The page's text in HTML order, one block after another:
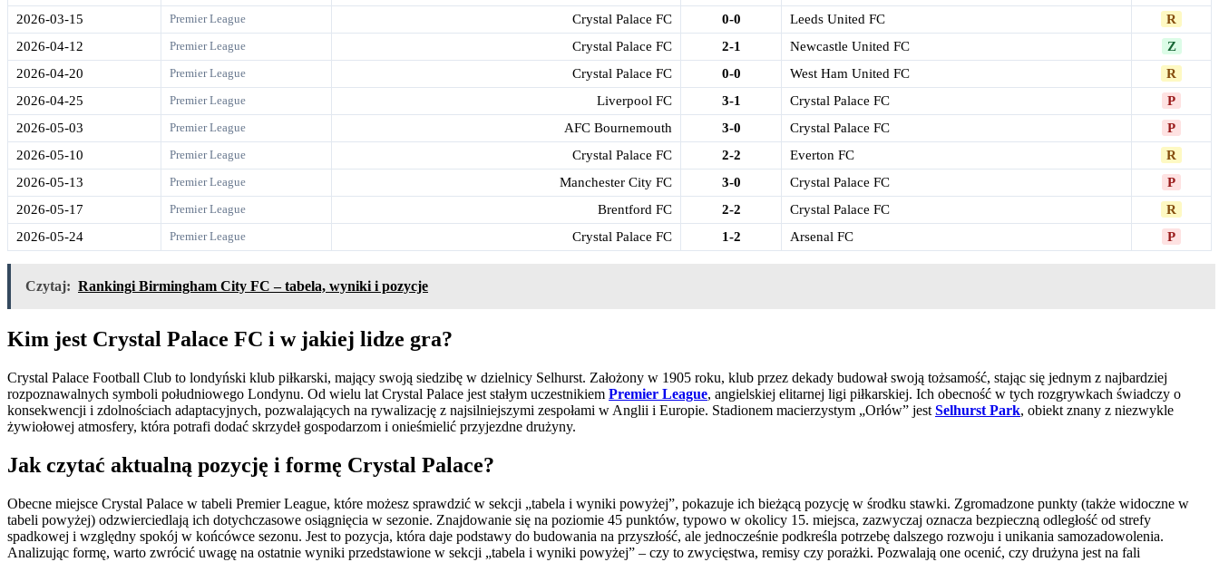
2026-03-15
Premier League Crystal Palace FC 0-0 Leeds United FC
R
2026-04-12
Premier League Crystal Palace FC 2-1 Newcastle United FC
Z
2026-04-20
Premier League Crystal Palace FC 0-0 West Ham United FC
R
2026-04-25
Premier League Liverpool FC 3-1 Crystal Palace FC
P
2026-05-03
Premier League AFC Bournemouth 3-0 Crystal Palace FC
P
2026-05-10
Premier League Crystal Palace FC 2-2 Everton FC
R
2026-05-13
Premier League Manchester City FC 3-0 Crystal Palace FC
P
2026-05-17
Premier League Brentford FC 2-2 Crystal Palace FC
R
2026-05-24
Premier League Crystal Palace FC 1-2 Arsenal FC P
Czytaj: Rankingi Birmingham City FC – tabela, wyniki i pozycje
Kim jest Crystal Palace FC i w jakiej lidze gra?
Crystal Palace Football Club to londyński klub piłkarski, mający swoją siedzibę w dzielnicy Selhurst. Założony w 1905 roku, klub przez dekady budował swoją tożsamość, stając się jednym z najbardziej
rozpoznawalnych symboli południowego Londynu. Od wielu lat Crystal Palace jest stałym uczestnikiem Premier League, angielskiej elitarnej ligi piłkarskiej. Ich obecność w tych rozgrywkach świadczy o
konsekwencji i zdolnościach adaptacyjnych, pozwalających na rywalizację z najsilniejszymi zespołami w Anglii i Europie. Stadionem macierzystym „Orłów” jest Selhurst Park, obiekt znany z niezwykle
żywiołowej atmosfery, która potrafi dodać skrzydeł gospodarzom i onieśmielić przyjezdne drużyny.
Jak czytać aktualną pozycję i formę Crystal Palace?
Obecne miejsce Crystal Palace w tabeli Premier League, które możesz sprawdzić w sekcji „tabela i wyniki powyżej”, pokazuje ich bieżącą pozycję w środku stawki. Zgromadzone punkty (także widoczne w
tabeli powyżej) odzwierciedlają ich dotychczasowe osiągnięcia w sezonie. Znajdowanie się na poziomie 45 punktów, typowo w okolicy 15. miejsca, zazwyczaj oznacza bezpieczną odległość od strefy
spadkowej i względny spokój w końcówce sezonu. Jest to pozycja, która daje podstawy do budowania na przyszłość, ale jednocześnie podkreśla potrzebę dalszego rozwoju i unikania samozadowolenia.
Analizując formę, warto zwrócić uwagę na ostatnie wyniki przedstawione w sekcji „tabela i wyniki powyżej” – czy to zwycięstwa, remisy czy porażki. Pozwalają one ocenić, czy drużyna jest na fali